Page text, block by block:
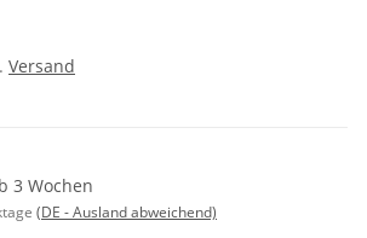
Versand
3 Wochen
(DE - Ausland abweichend)